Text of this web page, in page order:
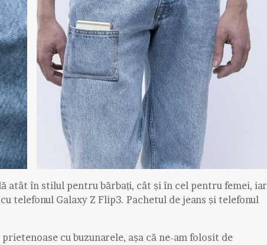
atât în stilul pentru bărbați, cât și în cel pentru femei, iar
telefonul Galaxy Z Flip3. Pachetul de jeans și telefonul
cu buzunarele, așa că ne-am folosit de